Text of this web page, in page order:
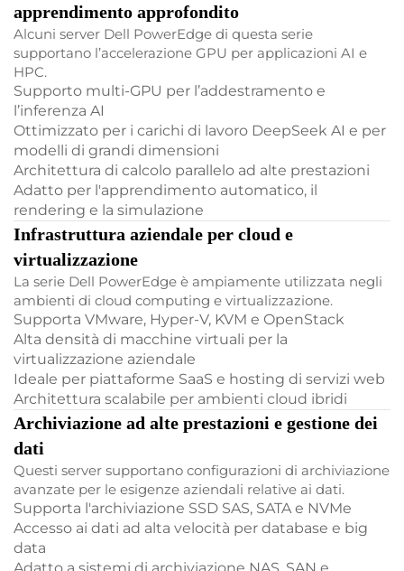
apprendimento approfondito
Alcuni server Dell PowerEdge di questa serie
supportano l’accelerazione GPU per applicazioni AI e
HPC.
Supporto multi-GPU per l’addestramento e
l’inferenza AI
Ottimizzato per i carichi di lavoro DeepSeek AI e per
modelli di grandi dimensioni
Architettura di calcolo parallelo ad alte prestazioni
Adatto per l'apprendimento automatico, il
rendering e la simulazione
Infrastruttura aziendale per cloud e
virtualizzazione
La serie Dell PowerEdge è ampiamente utilizzata negli
ambienti di cloud computing e virtualizzazione.
Supporta VMware, Hyper-V, KVM e OpenStack
Alta densità di macchine virtuali per la
virtualizzazione aziendale
Ideale per piattaforme SaaS e hosting di servizi web
Architettura scalabile per ambienti cloud ibridi
Archiviazione ad alte prestazioni e gestione dei
dati
Questi server supportano configurazioni di archiviazione
avanzate per le esigenze aziendali relative ai dati.
Supporta l'archiviazione SSD SAS, SATA e NVMe
Accesso ai dati ad alta velocità per database e big
data